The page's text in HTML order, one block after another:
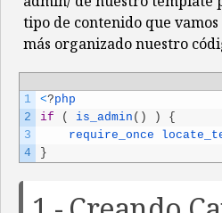
tipo de contenido que
más organizado nuestro
1
2
3
4
<?php
if
( is_admin ( ) )
{
require_once
}